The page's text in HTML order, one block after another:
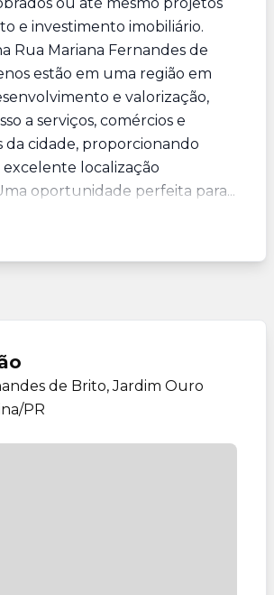
e investimento imobiliário.
Rua Mariana Fernandes de
estão em uma região em
e valorização,
a serviços, comércios e
da cidade, proporcionando
excelente localização
oportunidade perfeita para...
de Brito, Jardim Ouro
PR